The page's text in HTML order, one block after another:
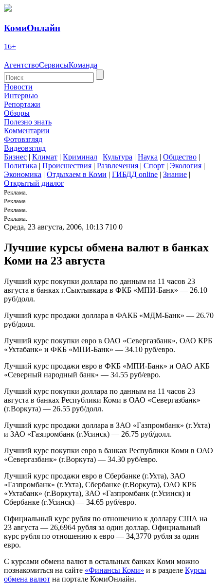
КомиОнлайн
16+
АгентствоСервисыКоманда
Новости
Интервью
Репортажи
Обзоры
Полезно знать
Комментарии
Фотовзгляд
Видеовзгляд
Бизнес | Климат | Криминал | Культура | Наука | Общество |
Политика | Происшествия | Развлечения | Спорт | Экология |
Экономика | Отдыхаем в Коми | ГИБДД online | Знание |
Открытый диалог
Реклама.
Реклама.
Реклама.
Реклама.
Среда, 23 августа, 2006, 10:13 710 0
Лучшие курсы обмена валют в банках
Коми на 23 августа
Лучший курс покупки доллара по данным на 11 часов 23
августа в банках г.Сыктывкара в ФКБ «МПИ-Банк» — 26.10
руб/долл.
Лучший курс продажи доллара в ФАКБ «МДМ-Банк» — 26.70
руб/долл.
Лучший курс покупки евро в ОАО «Севергазбанк», ОАО КРБ
«Ухтабанк» и ФКБ «МПИ-Банк» — 34.10 руб/евро.
Лучший курс продажи евро в ФКБ «МПИ-Банк» и ОАО АКБ
«Северный народный банк» — 34.55 руб/евро.
Лучший курс покупки доллара по данным на 11 часов 23
августа в банках Республики Коми в ОАО «Севергазбанк»
(г.Воркута) — 26.55 руб/долл.
Лучший курс продажи доллара в ЗАО «Газпромбанк» (г.Ухта)
и ЗАО «Газпромбанк (г.Усинск) — 26.75 руб/долл.
Лучший курс покупки евро в банках Республики Коми в ОАО
«Севергазбанк» (г.Воркута) — 34.30 руб/евро.
Лучший курс продажи евро в Сбербанке (г.Ухта), ЗАО
«Газпромбанк» (г.Ухта), Сбербанке (г.Воркута), ОАО КРБ
«Ухтабанк» (г.Воркута), ЗАО «Газпромбанк (г.Усинск) и
Сбербанке (г.Усинск) — 34.65 руб/евро.
Официальный курс рубля по отношению к доллару США на
23 августа — 26,6964 рубля за один доллар. Официальный
курс рубля по отношению к евро — 34,3770 рубля за один
евро.
С курсами обмена валют в остальных банках Коми можно
познакомиться на сайте «Финансы Коми» и в разделе Курсы
обмена валют на портале КомиОнлайн.